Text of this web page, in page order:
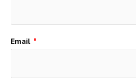
Email *